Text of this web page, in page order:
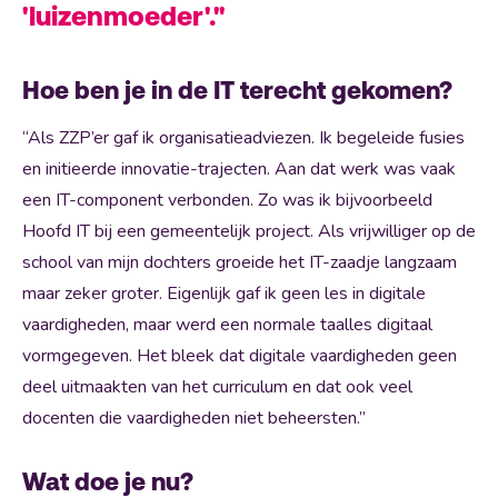
'luizenmoeder'."
Hoe ben je in de IT terecht gekomen?
“Als ZZP’er gaf ik organisatieadviezen. Ik begeleide fusies
en initieerde innovatie-trajecten. Aan dat werk was vaak
een IT-component verbonden. Zo was ik bijvoorbeeld
Hoofd IT bij een gemeentelijk project. Als vrijwilliger op de
school van mijn dochters groeide het IT-zaadje langzaam
maar zeker groter. Eigenlijk gaf ik geen les in digitale
vaardigheden, maar werd een normale taalles digitaal
vormgegeven. Het bleek dat digitale vaardigheden geen
deel uitmaakten van het curriculum en dat ook veel
docenten die vaardigheden niet beheersten.”
Wat doe je nu?